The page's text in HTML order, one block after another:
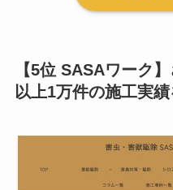
【5位 SASAワーク
以上1万件の施工実